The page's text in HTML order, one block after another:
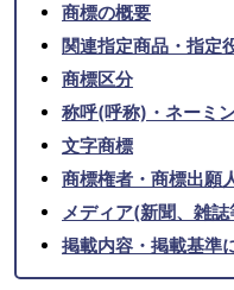
商標の概要
関連指定商品・指定
商標区分
称呼(呼称)・ネーミ
文字商標
商標権者・商標出願
メディア(新聞、雑
掲載内容・掲載基準